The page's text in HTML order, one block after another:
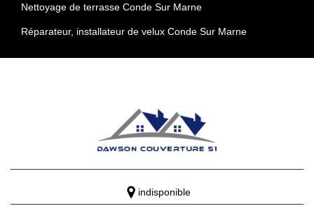
Nettoyage de terrasse Conde Sur Marne
Réparateur, installateur de velux Conde Sur Marne
indisponible